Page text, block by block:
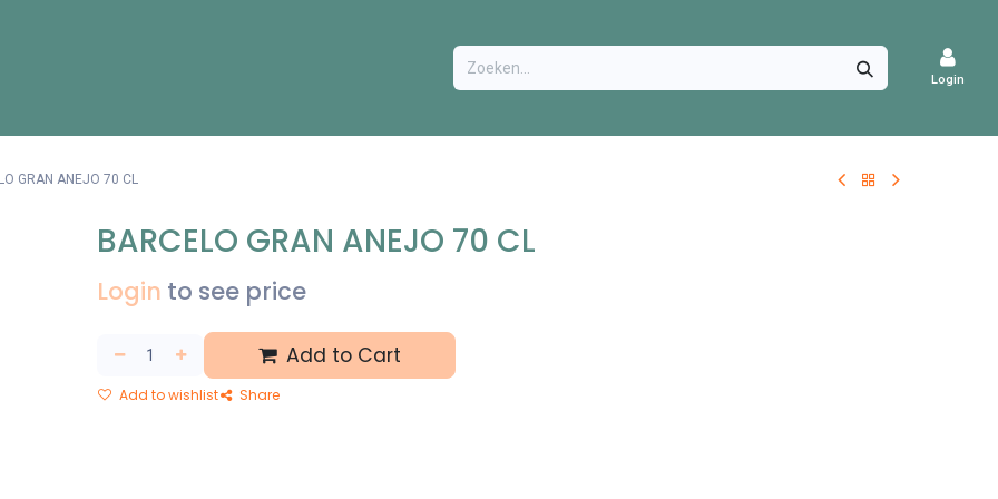
VACATURES
Login
GRAN ANEJO 70 CL
BARCELO GRAN ANEJO 70 CL
Login to see price
Add to Cart
Add to wishlist Share